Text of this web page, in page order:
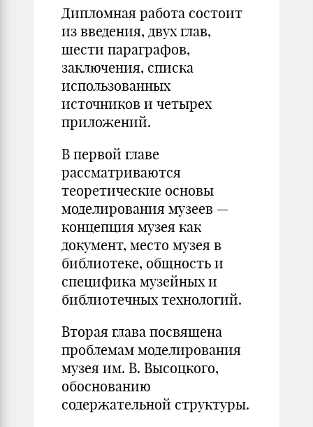
Дипломная работа состоит
из введения, двух глав,
шести параграфов,
заключения, списка
использованных
источников и четырех
приложений.
В первой главе
рассматриваются
теоретические основы
моделирования музеев —
концепция музея как
документ, место музея в
библиотеке, общность и
специфика музейных и
библиотечных технологий.
Вторая глава посвящена
проблемам моделирования
музея им. В. Высоцкого,
обоснованию
содержательной структуры.